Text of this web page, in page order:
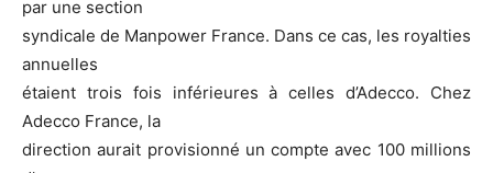
par une section
syndicale de Manpower France. Dans ce cas, les royalties
annuelles
étaient trois fois inférieures à celles d’Adecco. Chez
Adecco France, la
direction aurait provisionné un compte avec 100 millions